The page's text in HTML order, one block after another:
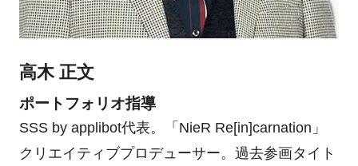
高木 正文
ポートフォリオ指導
SSS by applibot代表。「NieR Re[in]carnation」
クリエイティブプロデューサー。過去参画タイト